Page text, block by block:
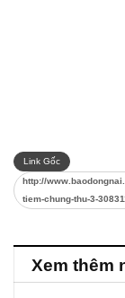
Link Gốc
http://
tiem-chung-thu-3-
Xem thêm